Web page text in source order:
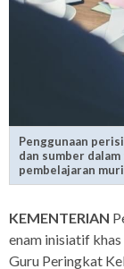
Penggunaan
dan sumber
pembelajaran
KEMENTERIAN
enam inisiatif
Guru Peringkat